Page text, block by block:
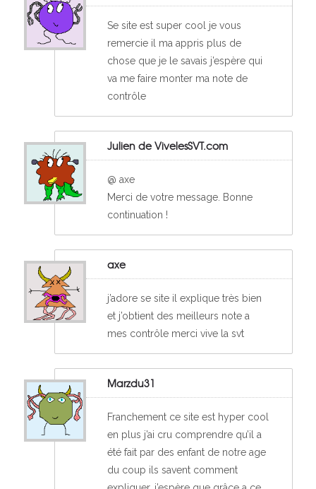
Se site est super cool je vous
remercie il ma appris plus de
chose que je le savais j’espère qui
va me faire monter ma note de
contrôle
Julien de VivelesSVT.com
@ axe
Merci de votre message. Bonne
continuation !
axe
j’adore se site il explique très bien
et j’obtient des meilleurs note a
mes contrôle merci vive la svt
Marzdu31
Franchement ce site est hyper cool
en plus j’ai cru comprendre qu’il a
été fait par des enfant de notre age
du coup ils savent comment